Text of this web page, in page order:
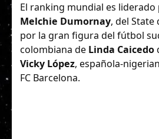
El ranking mundial es
Melchie Dumornay, del State
por la gran figura del fútbol
colombiana de Linda Caicedo
Vicky López, española-
FC Barcelona.